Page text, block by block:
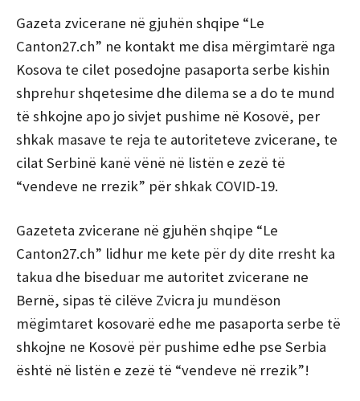
Gazeta zvicerane në gjuhën shqipe “Le
Canton27.ch” ne kontakt me disa mërgimtarë nga
Kosova te cilet posedojne pasaporta serbe kishin
shprehur shqetesime dhe dilema se a do te mund
të shkojne apo jo sivjet pushime në Kosovë, per
shkak masave te reja te autoriteteve zvicerane, te
cilat Serbinë kanë vënë në listën e zezë të
“vendeve ne rrezik” për shkak COVID-19.
Gazeteta zvicerane në gjuhën shqipe “Le
Canton27.ch” lidhur me kete për dy dite rresht ka
takua dhe biseduar me autoritet zvicerane ne
Bernë, sipas të cilëve Zvicra ju mundëson
mëgimtaret kosovarë edhe me pasaporta serbe të
shkojne ne Kosovë për pushime edhe pse Serbia
është në listën e zezë të “vendeve në rrezik”!